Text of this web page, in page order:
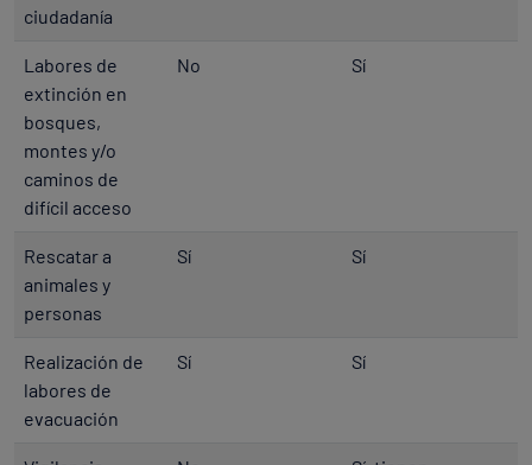
ciudadanía
Labores de
extinción en
bosques,
montes y/o
caminos de
difícil acceso
No Sí
Rescatar a
animales y
personas
Sí Sí
Realización de
labores de
evacuación
Sí Sí